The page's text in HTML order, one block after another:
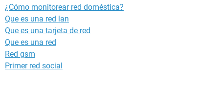
¿Cómo monitorear red doméstica?
Que es una red lan
Que es una tarjeta de red
Que es una red
Red gsm
Primer red social